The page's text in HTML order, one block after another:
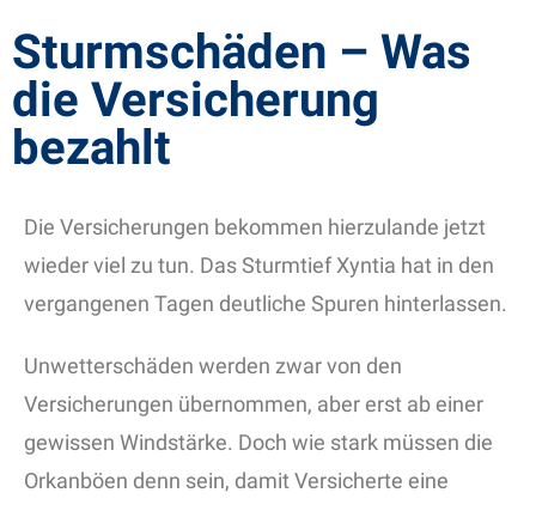
Sturmschäden – Was
die Versicherung
bezahlt
Die Versicherungen bekommen hierzulande jetzt
wieder viel zu tun. Das Sturmtief Xyntia hat in den
vergangenen Tagen deutliche Spuren hinterlassen.
Unwetterschäden werden zwar von den
Versicherungen übernommen, aber erst ab einer
gewissen Windstärke. Doch wie stark müssen die
Orkanböen denn sein, damit Versicherte eine